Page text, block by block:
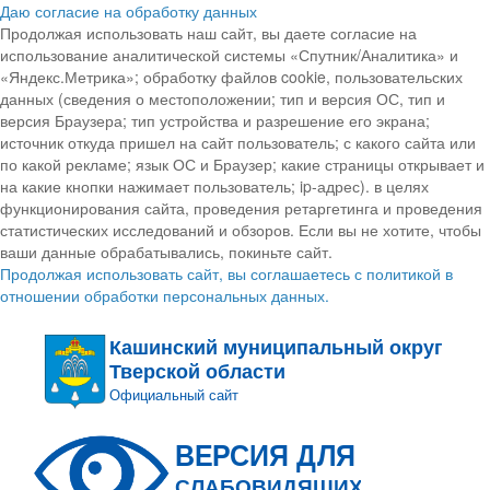
Даю согласие на обработку данных
Продолжая использовать наш сайт, вы даете согласие на
использование аналитической системы «Спутник/Аналитика» и
«Яндекс.Метрика»; обработку файлов cookie, пользовательских
данных (сведения о местоположении; тип и версия ОС, тип и
версия Браузера; тип устройства и разрешение его экрана;
источник откуда пришел на сайт пользователь; с какого сайта или
по какой рекламе; язык ОС и Браузер; какие страницы открывает и
на какие кнопки нажимает пользователь; ip-адрес). в целях
функционирования сайта, проведения ретаргетинга и проведения
статистических исследований и обзоров. Если вы не хотите, чтобы
ваши данные обрабатывались, покиньте сайт.
Продолжая использовать сайт, вы соглашаетесь с политикой в
отношении обработки персональных данных.